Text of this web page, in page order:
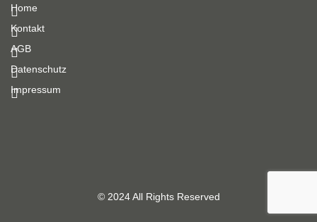
Home
Kontakt
AGB
Datenschutz
Impressum
© 2024 All Rights Reserved